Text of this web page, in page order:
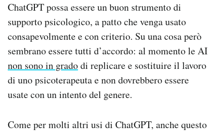
ChatGPT possa essere un buon strumento di
supporto psicologico, a patto che venga usato
consapevolmente e con criterio. Su una cosa però
sembrano essere tutti d’accordo: al momento le AI
non sono in gradodi replicare e sostituire il lavoro
di uno psicoterapeuta e non dovrebbero essere
usate con un intento del genere.
Come per molti altri usi di ChatGPT, anche questo